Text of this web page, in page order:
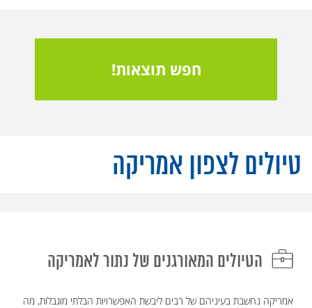
חפש תוצאות!
טיולים לצפון אמריקה
הטיולים המאורגנים של נתור לאמריקה
אמריקה נחשבת בעיניהם של רבים ליבשת האפשרויות הבלתי מוגבלות, מה